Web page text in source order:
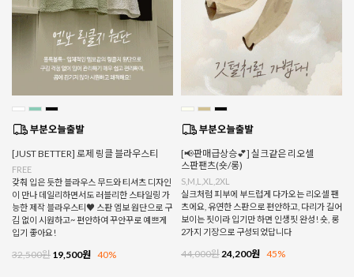
[JUST BETTER] 로제 링클 블라우스티
FREE
갖춰 입은 듯한 블라우스 무드와 티셔츠 디자인
이 만나 데일리하면서도 러블리한 스타일링 가
능한 제작 블라우스티♥ 스판 엠보 원단으로 구
김 없이 시원하고~ 편안하여 꾸안꾸로 예쁘게
입기 좋아요!
32,500원 19,500원 40%
[📢판매급상승💕] 실크같은 리오셀
스판팬츠(숏/롱)
S,M,L,XL,2XL
실크처럼 피부에 부드럽게 다가오는 리오셀 팬
츠에요, 유연한 스판으로 편안하고, 다리가 길어
보이는 핏이라 입기만 하면 인생핏 완성! 숏, 롱
2가지 기장으로 구성되었답니다
44,000원 24,200원 45%